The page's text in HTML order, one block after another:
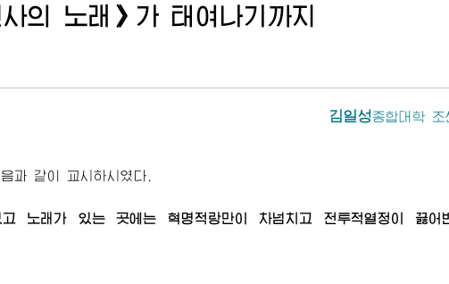
의 노래》가 태여나기까지
김일성종합대학 조
과 같이 교시하시였다.
노래가 있는 곳에는 혁명적랑만이 차넘치고 전투적열정이 끓어